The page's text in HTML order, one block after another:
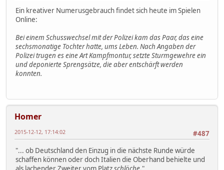
Ein kreativer Numerusgebrauch findet sich heute im Spielen
Online:
Bei einem Schusswechsel mit der Polizei kam das Paar, das eine
sechsmonatige Tochter hatte, ums Leben. Nach Angaben der
Polizei trugen es eine Art Kampfmontur, setzte Sturmgewehre ein
und deponierte Sprengsätze, die aber entschärft werden
konnten.
Homer
#487
2015-12-12, 17:14:02
"... ob Deutschland den Einzug in die nächste Runde würde
schaffen können oder doch Italien die Oberhand behielte und